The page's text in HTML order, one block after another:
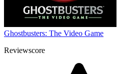
Ghostbusters: The Video Game
Reviewscore